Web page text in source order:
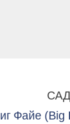
Файе (Big